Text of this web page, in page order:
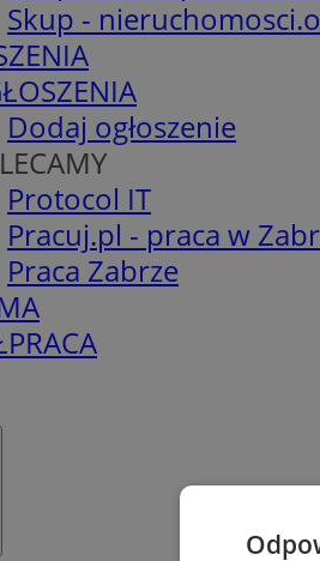
Skup -
Dodaj ogłoszenie
Protocol IT
Pracuj.pl - praca w
Praca Zabrze